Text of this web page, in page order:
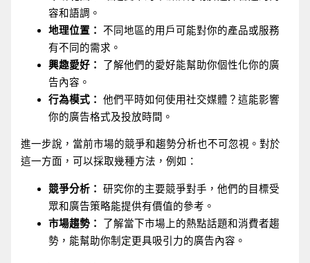
容和語調。
地理位置： 不同地區的用戶可能對你的產品或服務
有不同的需求。
興趣愛好：
了解他們的愛好能幫助你個性化你的廣
告內容。
行為模式： 他們平時如何使用社交媒體？這能影響
你的廣告格式及投放時間。
進一步說，當前市場的競爭和趨勢分析也不可忽視。對於
這一方面，可以採取幾種方法，例如：
競爭分析： 研究你的主要競爭對手，他們的目標受
眾和廣告策略能提供有價值的參考。
市場趨勢：
了解當下市場上的熱點話題和消費者趨
勢，能幫助你制定更具吸引力的廣告內容。